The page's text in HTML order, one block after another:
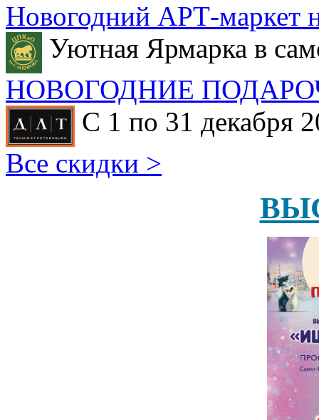
Новогодний АРТ-маркет
Уютная Ярмарка в
НОВОГОДНИЕ
С 1 по 31 декабря
Все скидки >